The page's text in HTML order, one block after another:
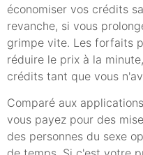
économiser vos crédits
revanche, si vous
grimpe vite. Les forfaits
réduire le prix à la
crédits tant que vous
Comparé aux
vous payez pour des
des personnes du sexe